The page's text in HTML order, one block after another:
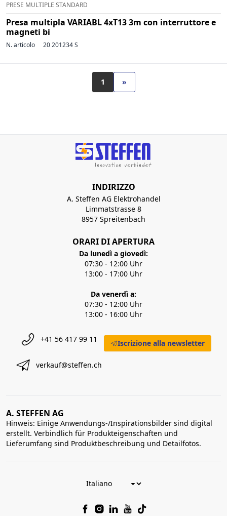
PRESE MULTIPLE STANDARD
Presa multipla VARIABL 4xT13 3m con interruttore e
magneti bi
N. articolo 20 201234 S
1 »
INDIRIZZO
A. Steffen AG Elektrohandel
Limmatstrasse 8
8957 Spreitenbach
ORARI DI APERTURA
Da lunedì a giovedì:
07:30 - 12:00 Uhr
13:00 - 17:00 Uhr
Da venerdì a:
07:30 - 12:00 Uhr
13:00 - 16:00 Uhr
+41 56 417 99 11
verkauf@steffen.ch
Iscrizione alla newsletter
A. STEFFEN AG
Hinweis: Einige Anwendungs-/Inspirationsbilder sind digital
erstellt. Verbindlich für Produkteigenschaften und
Lieferumfang sind Produktbeschreibung und Detailfotos.